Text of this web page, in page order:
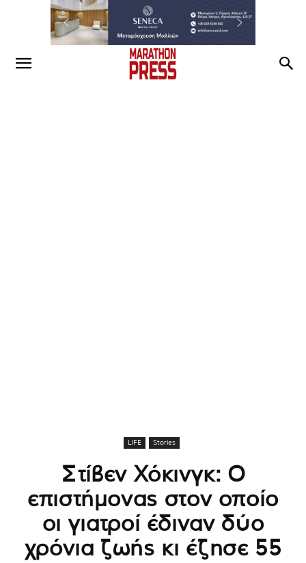
LIFE Stories
Στίβεν Χόκινγκ: Ο
επιστήμονας στον οποίο
οι γιατροί έδιναν δύο
χρόνια ζωής κι έζησε 55